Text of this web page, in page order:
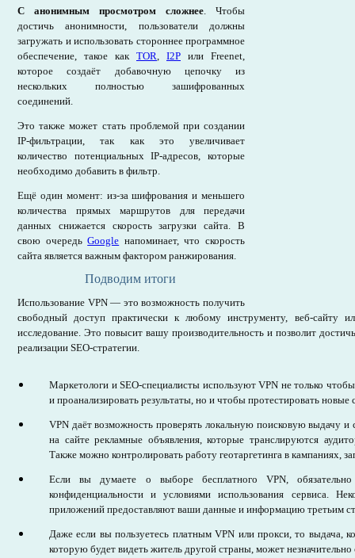
С анонимным просмотром сложнее. Чтобы
достичь анонимности, пользователи должны
загружать и использовать стороннее программное
обеспечение, такое как TOR, I2P или Freenet,
которое создаёт добавочную цепочку из
нескольких полностью зашифрованных
соединений.
Это также может стать проблемой при создании
IP-фильтрации, так как это увеличивает
количество потенциальных IP-адресов, которые
необходимо добавить в фильтр.
Ещё один момент: из-за шифрования и меньшего
количества прямых маршрутов для передачи
данных снижается скорость загрузки сайта. В
свою очередьGoogle напоминает, что скорость
сайта является важным фактором ранжирования.
Подводим итоги
Использование VPN — это возможность получить
свободный доступ практически к любому инструменту, веб-сайту
исследование. Это повысит вашу производительность и позволит
реализации SEO-стратегии.
Маркетологи и SEO-специалисты используют VPN не только
и проанализировать результаты, но и чтобы протестировать новые
VPN даёт возможность проверять локальную поисковую выдачу и
на сайте рекламные объявления, которые транслируются
Также можно контролировать работу геотаргетинга в кампаниях,
Если вы думаете о выборе бесплатного VPN, обязательно
конфиденциальности и условиями использования сервиса.
приложений предоставляют ваши данные и информацию третьим
Даже если вы пользуетесь платным VPN или прокси, то выдача,
которую будет видеть житель другой страны, может незначительно